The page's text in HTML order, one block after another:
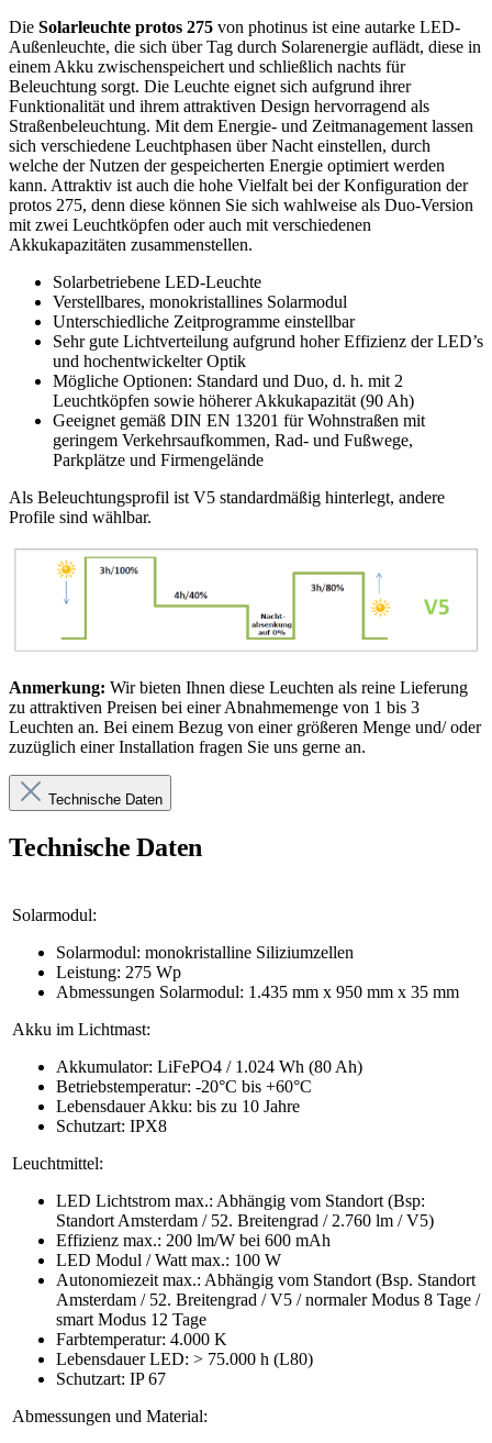
Die Solarleuchte protos 275 von photinus ist eine autarke LED-
Außenleuchte, die sich über Tag durch Solarenergie auflädt, diese in
einem Akku zwischenspeichert und schließlich nachts für
Beleuchtung sorgt. Die Leuchte eignet sich aufgrund ihrer
Funktionalität und ihrem attraktiven Design hervorragend als
Straßenbeleuchtung. Mit dem Energie- und Zeitmanagement lassen
sich verschiedene Leuchtphasen über Nacht einstellen, durch
welche der Nutzen der gespeicherten Energie optimiert werden
kann. Attraktiv ist auch die hohe Vielfalt bei der Konfiguration der
protos 275, denn diese können Sie sich wahlweise als Duo-Version
mit zwei Leuchtköpfen oder auch mit verschiedenen
Akkukapazitäten zusammenstellen.
Solarbetriebene LED-Leuchte
Verstellbares, monokristallines Solarmodul
Unterschiedliche Zeitprogramme einstellbar
Sehr gute Lichtverteilung aufgrund hoher Effizienz der LED’s
und hochentwickelter Optik
Mögliche Optionen: Standard und Duo, d. h. mit 2
Leuchtköpfen sowie höherer Akkukapazität (90 Ah)
Geeignet gemäß DIN EN 13201 für Wohnstraßen mit
geringem Verkehrsaufkommen, Rad- und Fußwege,
Parkplätze und Firmengelände
Als Beleuchtungsprofil ist V5 standardmäßig hinterlegt, andere
Profile sind wählbar.
Anmerkung: Wir bieten Ihnen diese Leuchten als reine Lieferung
zu attraktiven Preisen bei einer Abnahmemenge von 1 bis 3
Leuchten an. Bei einem Bezug von einer größeren Menge und/ oder
zuzüglich einer Installation fragen Sie uns gerne an.
Technische Daten
Technische Daten
Solarmodul:
Solarmodul: monokristalline Siliziumzellen
Leistung: 275 Wp
Abmessungen Solarmodul: 1.435 mm x 950 mm x 35 mm
Akku im Lichtmast:
Akkumulator: LiFePO4 / 1.024 Wh (80 Ah)
Betriebstemperatur: -20°C bis +60°C
Lebensdauer Akku: bis zu 10 Jahre
Schutzart: IPX8
Leuchtmittel:
LED Lichtstrom max.: Abhängig vom Standort (Bsp:
Standort Amsterdam / 52. Breitengrad / 2.760 lm / V5)
Effizienz max.: 200 lm/W bei 600 mAh
LED Modul / Watt max.: 100 W
Autonomiezeit max.: Abhängig vom Standort (Bsp. Standort
Amsterdam / 52. Breitengrad / V5 / normaler Modus 8 Tage /
smart Modus 12 Tage
Farbtemperatur: 4.000 K
Lebensdauer LED: > 75.000 h (L80)
Schutzart: IP 67
Abmessungen und Material: